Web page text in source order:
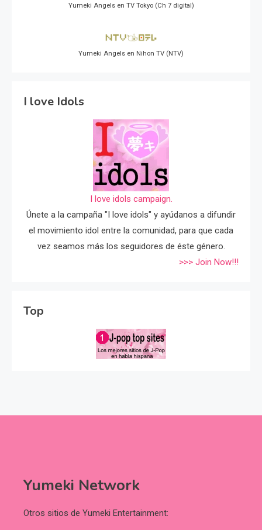
Yumeki Angels en TV Tokyo (Ch 7 digital)
Yumeki Angels en Nihon TV (NTV)
I love Idols
I love idols campaign.
Únete a la campaña "I love idols" y ayúdanos a difundir
el movimiento idol entre la comunidad, para que cada
vez seamos más los seguidores de éste género.
>>> Join Now!!!
Top
Yumeki Network
Otros sitios de Yumeki Entertainment: